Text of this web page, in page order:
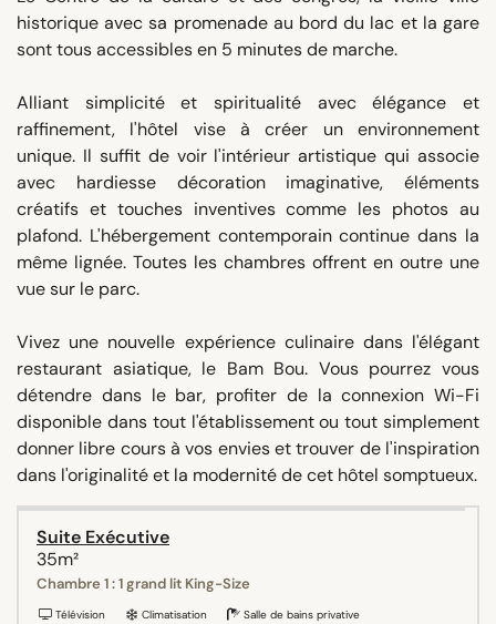
historique avec sa promenade au bord du lac et la gare
sont tous accessibles en 5 minutes de marche.
Alliant simplicité et spiritualité avec élégance et
raffinement, l'hôtel vise à créer un environnement
unique. Il suffit de voir l'intérieur artistique qui associe
avec hardiesse décoration imaginative, éléments
créatifs et touches inventives comme les photos au
plafond. L'hébergement contemporain continue dans la
même lignée. Toutes les chambres offrent en outre une
vue sur le parc.
Vivez une nouvelle expérience culinaire dans l'élégant
restaurant asiatique, le Bam Bou. Vous pourrez vous
détendre dans le bar, profiter de la connexion Wi-Fi
disponible dans tout l'établissement ou tout simplement
donner libre cours à vos envies et trouver de l'inspiration
dans l'originalité et la modernité de cet hôtel somptueux.
Suite Exécutive
35m²
Chambre 1 : 1 grand lit King-Size
Télévision Climatisation
Salle de bains privative